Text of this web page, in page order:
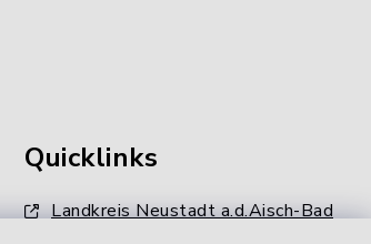
Quicklinks
Landkreis Neustadt a.d.Aisch-Bad